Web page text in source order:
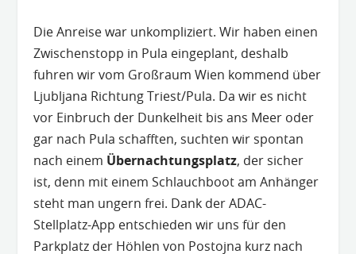
Die Anreise war unkompliziert. Wir haben einen
Zwischenstopp in Pula eingeplant, deshalb
fuhren wir vom Großraum Wien kommend über
Ljubljana Richtung Triest/Pula. Da wir es nicht
vor Einbruch der Dunkelheit bis ans Meer oder
gar nach Pula schafften, suchten wir spontan
nach einem Übernachtungsplatz, der sicher
ist, denn mit einem Schlauchboot am Anhänger
steht man ungern frei. Dank der ADAC-
Stellplatz-App entschieden wir uns für den
Parkplatz der Höhlen von Postojna kurz nach